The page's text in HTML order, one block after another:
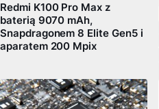
Redmi K100 Pro Max z
baterią 9070 mAh,
Snapdragonem 8 Elite Gen5 i
aparatem 200 Mpix